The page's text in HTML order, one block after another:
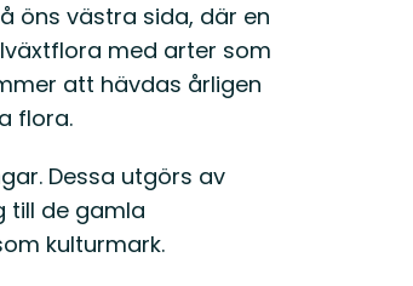
öns västra sida, där en
med arter som
att hävdas årligen
flora.
Dessa utgörs av
till de gamla
kulturmark.